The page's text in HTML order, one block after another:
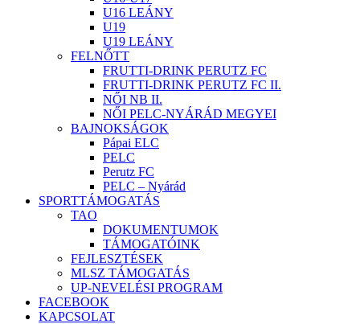
U16 LEÁNY
U19
U19 LEÁNY
FELNŐTT
FRUTTI-DRINK PERUTZ FC
FRUTTI-DRINK PERUTZ FC II.
NŐI NB II.
NŐI PELC-NYÁRÁD MEGYEI
BAJNOKSÁGOK
Pápai ELC
PELC
Perutz FC
PELC – Nyárád
SPORTTÁMOGATÁS
TAO
DOKUMENTUMOK
TÁMOGATÓINK
FEJLESZTÉSEK
MLSZ TÁMOGATÁS
UP-NEVELÉSI PROGRAM
FACEBOOK
KAPCSOLAT